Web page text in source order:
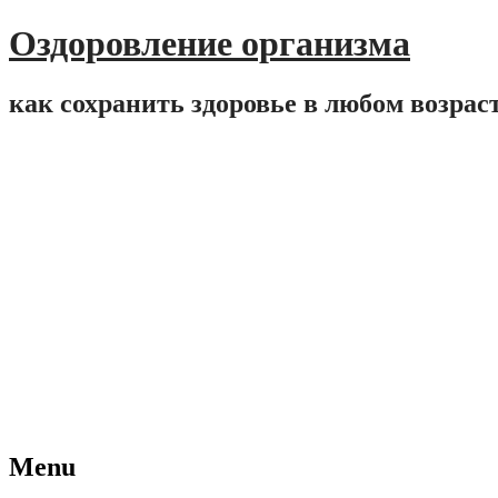
Оздоровление организма
как сохранить здоровье в любом
Menu